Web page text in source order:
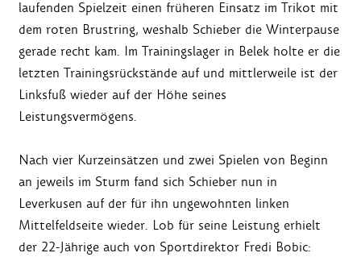
laufenden Spielzeit einen früheren Einsatz im Trikot mit
dem roten Brustring, weshalb Schieber die Winterpause
gerade recht kam. Im Trainingslager in Belek holte er die
letzten Trainingsrückstände auf und mittlerweile ist der
Linksfuß wieder auf der Höhe seines
Leistungsvermögens.
Nach vier Kurzeinsätzen und zwei Spielen von Beginn
an jeweils im Sturm fand sich Schieber nun in
Leverkusen auf der für ihn ungewohnten linken
Mittelfeldseite wieder. Lob für seine Leistung erhielt
der 22-Jährige auch von Sportdirektor Fredi Bobic: